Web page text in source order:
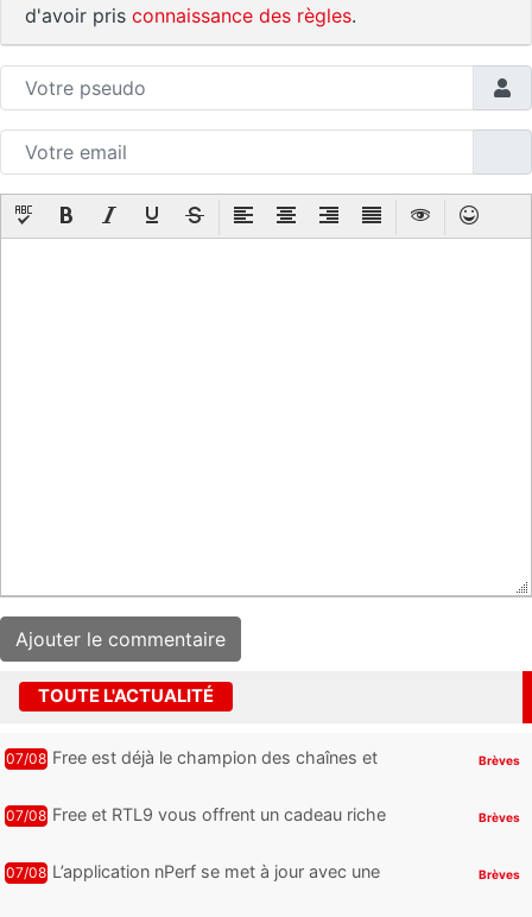
d'avoir pris connaissance des règles.
TOUTE L'ACTUALITÉ
07/08 Free est déjà le champion des chaînes et
Brèves
07/08 Free et RTL9 vous offrent un cadeau riche
Brèves
07/08 L’application nPerf se met à jour avec une
Brèves